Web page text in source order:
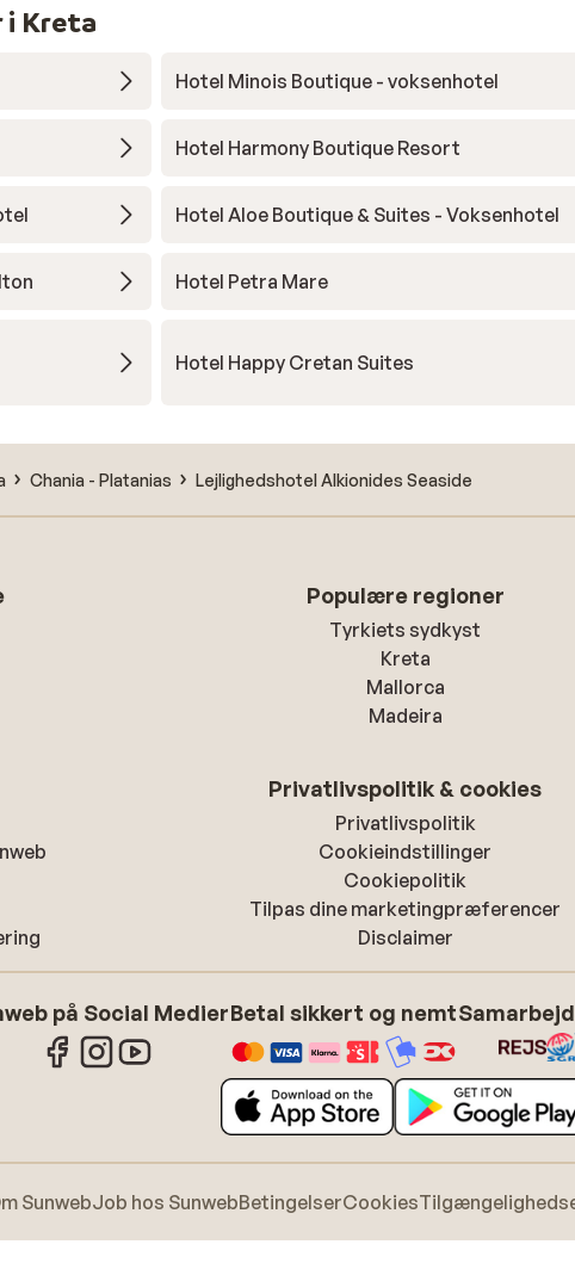
i Kreta
Hotel Minois Boutique - voksenhotel
Hotel Harmony Boutique Resort
Hotel Aloe Boutique & Suites - Voksenhotel
Hotel Petra Mare
Hotel Happy Cretan Suites
Chania - Platanias Lejlighedshotel Alkionides Seaside
Populære regioner
Tyrkiets sydkyst
Kreta
Mallorca
Madeira
Privatlivspolitik & cookies
Privatlivspolitik
Cookieindstillinger
Cookiepolitik
Tilpas dine marketingpræferencer
Disclaimer
på Social MedierBetal sikkert og nemt
SunwebJob hos SunwebBetingelserCookies